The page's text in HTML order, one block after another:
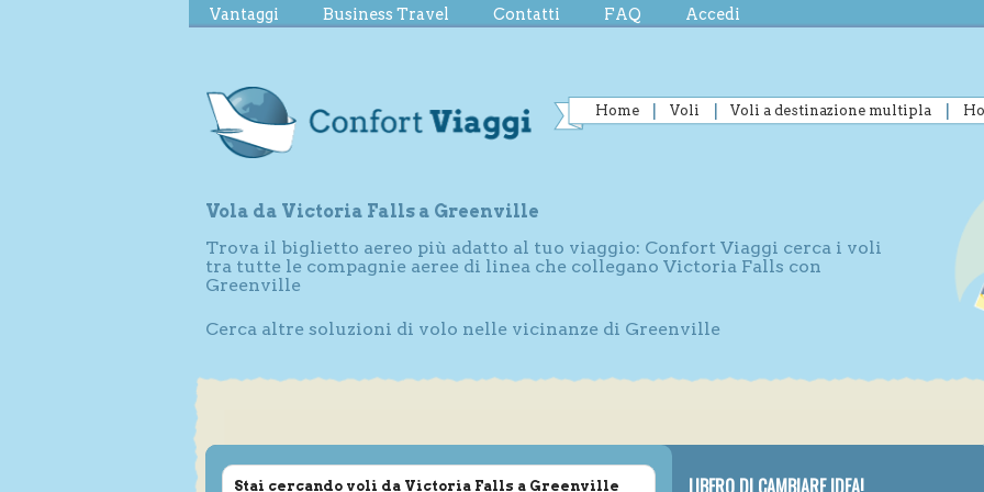
Vantaggi Business Travel Contatti FAQ Accedi
Home Voli Voli a destinazione multipla
Vola da Victoria Falls a Greenville
Trova il biglietto aereo più adatto al tuo viaggio: Confort Viaggi cerca i voli
tra tutte le compagnie aeree di linea che collegano Victoria Falls con
Greenville
Cerca altre soluzioni di volo nelle vicinanze di Greenville
Stai cercando voli da Victoria Falls a Greenville LIBERO DI CAMBIARE IDEA!